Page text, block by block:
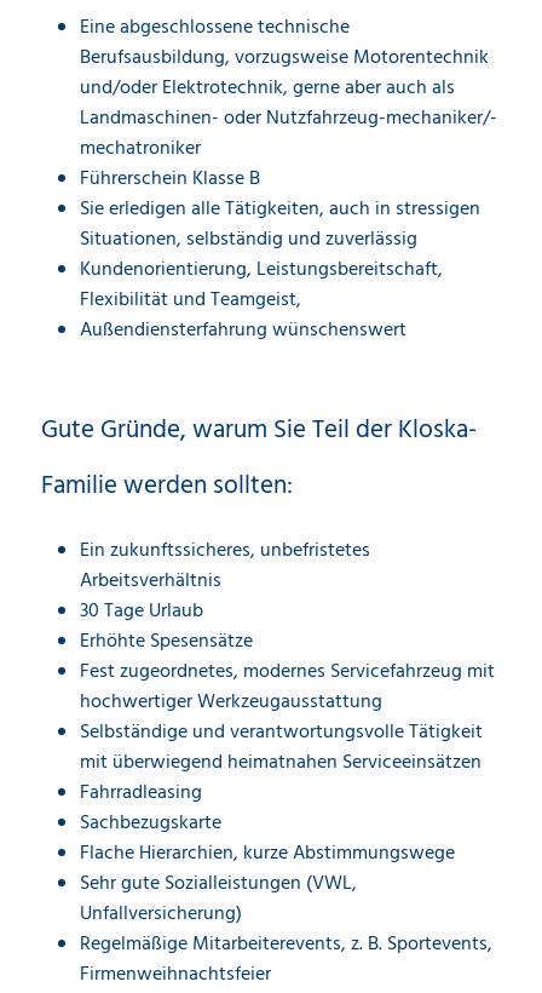
Eine abgeschlossene technische
Berufsausbildung, vorzugsweise Motorentechnik
und/oder Elektrotechnik, gerne aber auch als
Landmaschinen- oder Nutzfahrzeug-mechaniker/-
mechatroniker
Führerschein Klasse B
Sie erledigen alle Tätigkeiten, auch in stressigen
Situationen, selbständig und zuverlässig
Kundenorientierung, Leistungsbereitschaft,
Flexibilität und Teamgeist,
Außendiensterfahrung wünschenswert
Gute Gründe, warum Sie Teil der Kloska-
Familie werden sollten:
Ein zukunftssicheres, unbefristetes
Arbeitsverhältnis
30 Tage Urlaub
Erhöhte Spesensätze
Fest zugeordnetes, modernes Servicefahrzeug mit
hochwertiger Werkzeugausstattung
Selbständige und verantwortungsvolle Tätigkeit
mit überwiegend heimatnahen Serviceeinsätzen
Fahrradleasing
Sachbezugskarte
Flache Hierarchien, kurze Abstimmungswege
Sehr gute Sozialleistungen (VWL,
Unfallversicherung)
Regelmäßige Mitarbeiterevents, z. B. Sportevents,
Firmenweihnachtsfeier